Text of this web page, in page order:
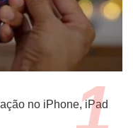
no iPhone, iPad